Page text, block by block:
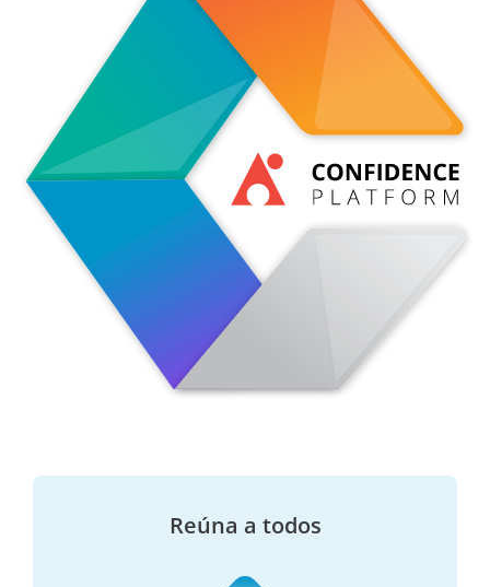
Reúna a todos